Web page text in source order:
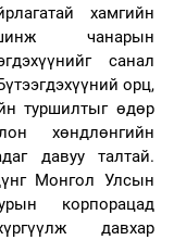
хамгийн
чанарын
санал
орц,
туршилтыг өдөр
хөндлөнгийн
давуу талтай.
Монгол Улсын
давхар